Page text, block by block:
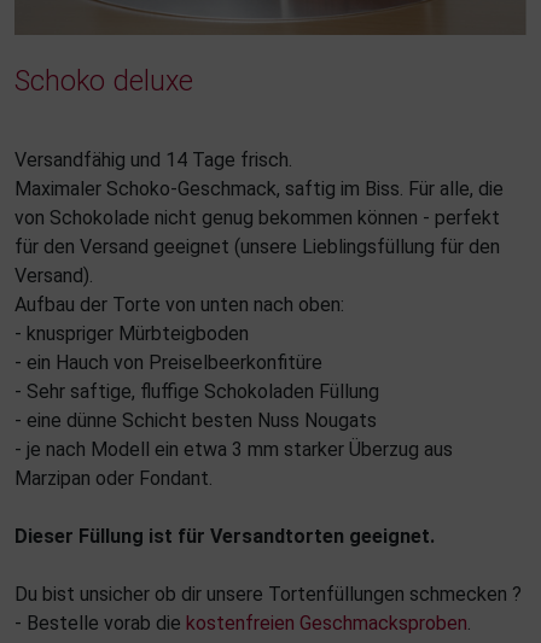
Schoko deluxe
Versandfähig und 14 Tage frisch.
Maximaler Schoko-Geschmack, saftig im Biss. Für alle, die
von Schokolade nicht genug bekommen können - perfekt
für den Versand geeignet (unsere Lieblingsfüllung für den
Versand).
Aufbau der Torte von unten nach oben:
- knuspriger Mürbteigboden
- ein Hauch von Preiselbeerkonfitüre
- Sehr saftige, fluffige Schokoladen Füllung
- eine dünne Schicht besten Nuss Nougats
- je nach Modell ein etwa 3 mm starker Überzug aus
Marzipan oder Fondant.
Dieser Füllung ist für Versandtorten geeignet.
Du bist unsicher ob dir unsere Tortenfüllungen schmecken ?
- Bestelle vorab die kostenfreien Geschmacksproben.